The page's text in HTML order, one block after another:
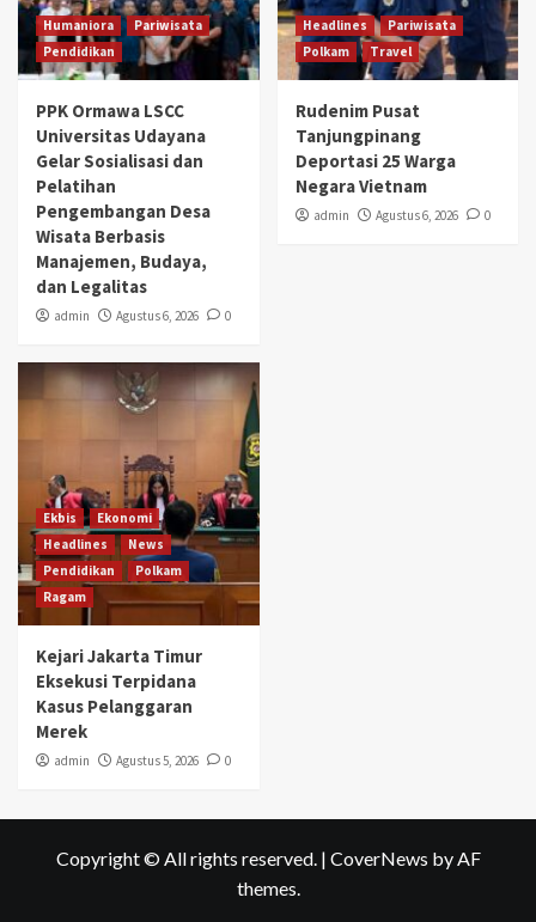
Humaniora
Pariwisata
Pendidikan
PPK Ormawa LSCC
Universitas Udayana
Gelar Sosialisasi dan
Pelatihan
Pengembangan Desa
Wisata Berbasis
Manajemen, Budaya,
dan Legalitas
admin Agustus 6, 2026 0
Headlines
Pariwisata
Polkam
Travel
Rudenim Pusat
Tanjungpinang
Deportasi 25 Warga
Negara Vietnam
admin Agustus 6, 2026 0
Ekbis
Ekonomi
Headlines
News
Pendidikan
Polkam
Ragam
Kejari Jakarta Timur
Eksekusi Terpidana
Kasus Pelanggaran
Merek
admin Agustus 5, 2026 0
Copyright © All rights reserved. | CoverNews by AF
themes.